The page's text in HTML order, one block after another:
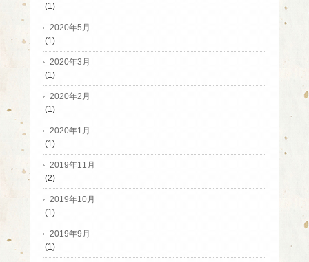
(1)
2020年5月
(1)
2020年3月
(1)
2020年2月
(1)
2020年1月
(1)
2019年11月
(2)
2019年10月
(1)
2019年9月
(1)